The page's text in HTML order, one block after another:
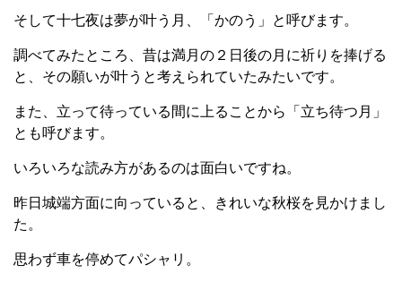
そして十七夜は夢が叶う月、「かのう」と呼びます。
調べてみたところ、昔は満月の２日後の月に祈りを捧げる
と、その願いが叶うと考えられていたみたいです。
また、立って待っている間に上ることから「立ち待つ月」
とも呼びます。
いろいろな読み方があるのは面白いですね。
昨日城端方面に向っていると、きれいな秋桜を見かけまし
た。
思わず車を停めてパシャリ。